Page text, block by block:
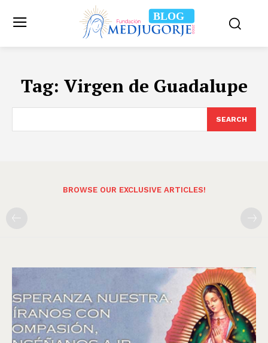
BLOG
Tag: Virgen de Guadalupe
SEARCH
BROWSE OUR EXCLUSIVE ARTICLES!